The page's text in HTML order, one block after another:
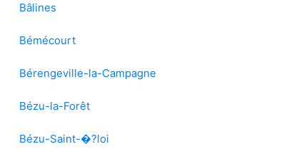
Bâlines
Bémécourt
Bérengeville-la-Campagne
Bézu-la-Forêt
Bézu-Saint-�?loi